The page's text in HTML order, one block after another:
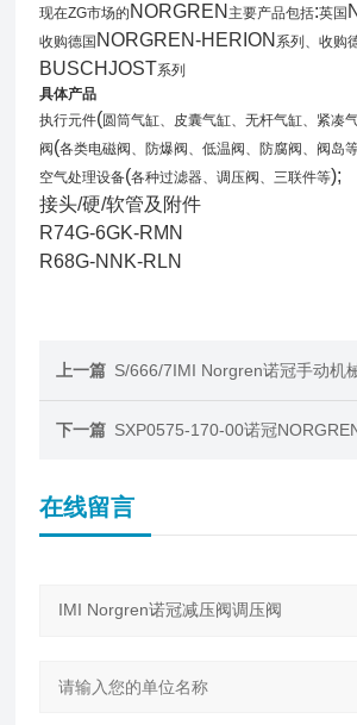
现在ZG市场的 NORGREN 主要产品包括:英国
收购德国 NORGREN-HERION 系列、收购
BUSCHJOST系列
具体产品
执行元件(圆筒气缸、皮囊气缸、无杆气缸、紧凑
阀 (各类电磁阀、防爆阀、低温阀、防腐阀、阀岛
空气处理设备(各种过滤器、调压阀、三联件等);
接头/硬/软管及附件
R74G-6GK-RMN
R68G-NNK-RLN
上一篇 S/666/7IMI Norgren诺冠手动机
下一篇 SXP0575-170-00诺冠
在线留言